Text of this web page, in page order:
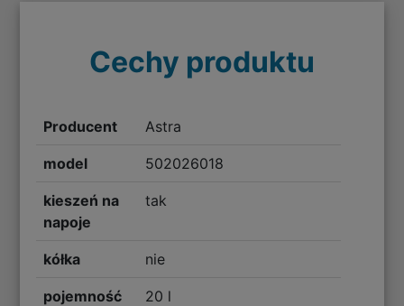
Cechy produktu
Producent Astra
model 502026018
kieszeń na
napoje
tak
kółka nie
pojemność 20 l